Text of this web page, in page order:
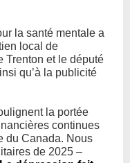
la santé mentale a
local de
Trenton et le député
qu’à la publicité
la portée
continues
du Canada. Nous
de 2025 –